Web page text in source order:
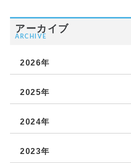
アーカイブ
ARCHIVE
2026年
2025年
2024年
2023年